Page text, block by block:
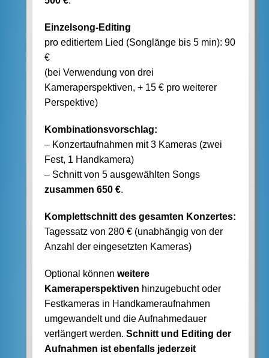
Einzelsong-Editing
pro editiertem Lied (Songlänge bis 5 min): 90
€
(bei Verwendung von drei
Kameraperspektiven, + 15 € pro weiterer
Perspektive)
Kombinationsvorschlag:
– Konzertaufnahmen mit 3 Kameras (zwei
Fest, 1 Handkamera)
– Schnitt von 5 ausgewählten Songs
zusammen 650 €.
Komplettschnitt des gesamten Konzertes:
Tagessatz von 280 € (unabhängig von der
Anzahl der eingesetzten Kameras)
Optional können weitere
Kameraperspektiven hinzugebucht oder
Festkameras in Handkameraufnahmen
umgewandelt und die Aufnahmedauer
verlängert werden. Schnitt und Editing der
Aufnahmen ist ebenfalls jederzeit